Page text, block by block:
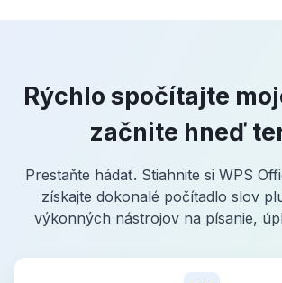
Rýchlo spočítajte
začnite hneď
Prestaňte hádať. Stiahnite si WPS
získajte dokonalé počítadlo slov
výkonných nástrojov na písanie,